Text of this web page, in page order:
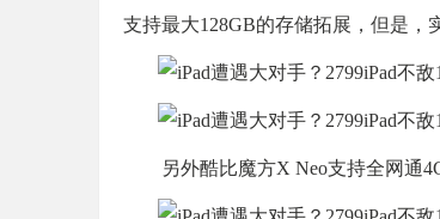
支持最大128GB的存储拓展，但是，
另外酷比魔方X Neo支持全网通